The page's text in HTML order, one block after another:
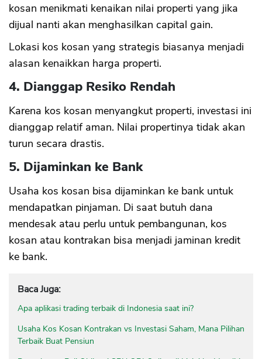
kosan menikmati kenaikan nilai properti yang jika
dijual nanti akan menghasilkan capital gain.
Lokasi kos kosan yang strategis biasanya menjadi
alasan kenaikkan harga properti.
4. Dianggap Resiko Rendah
Karena kos kosan menyangkut properti, investasi ini
dianggap relatif aman. Nilai propertinya tidak akan
turun secara drastis.
5. Dijaminkan ke Bank
Usaha kos kosan bisa dijaminkan ke bank untuk
mendapatkan pinjaman. Di saat butuh dana
mendesak atau perlu untuk pembangunan, kos
kosan atau kontrakan bisa menjadi jaminan kredit
ke bank.
Baca Juga:
Apa aplikasi trading terbaik di Indonesia saat ini?
Usaha Kos Kosan Kontrakan vs Investasi Saham, Mana Pilihan
Terbaik Buat Pensiun